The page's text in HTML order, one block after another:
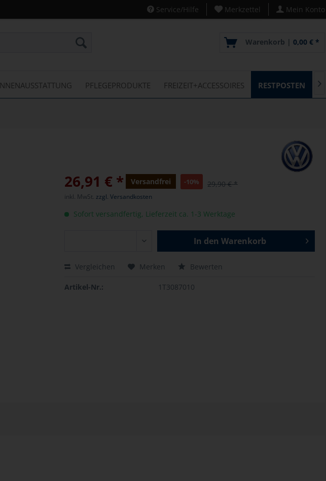
Service/Hilfe Merkzettel Mein Konto
Warenkorb | 0,00 € *
INNENAUSSTATTUNG PFLEGEPRODUKTE FREIZEIT+ACCESSOIRES RESTPOSTEN 
26,91 € *
Versandfrei -10% 29,90 € *
inkl. MwSt. zzgl. Versandkosten
Sofort versandfertig, Lieferzeit ca. 1-3 Werktage
In den Warenkorb
Vergleichen Merken Bewerten
Artikel-Nr.: 1T3087010